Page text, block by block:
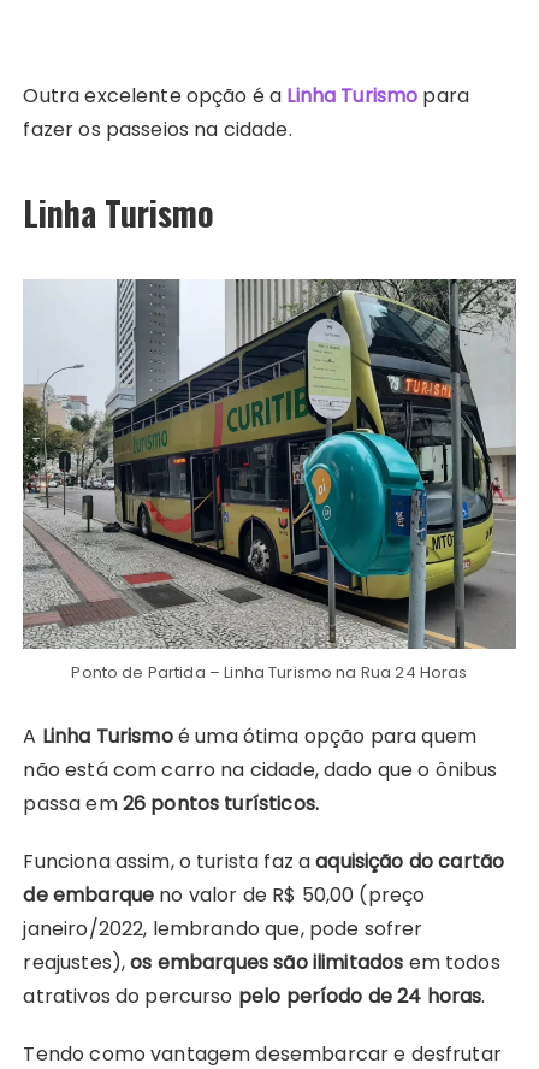
Outra excelente opção é a Linha Turismo para
fazer os passeios na cidade.
Linha Turismo
Ponto de Partida – Linha Turismo na Rua 24 Horas
A Linha Turismoé uma ótima opção para quem
não está com carro na cidade, dado que o ônibus
passa em26 pontos turísticos.
Funciona assim, o turista faz aaquisição do cartão
de embarque no valor de R$ 50,00 (preço
janeiro/2022, lembrando que, pode sofrer
reajustes),os embarques são ilimitados em todos
atrativos do percurso pelo período de 24 horas.
Tendo como vantagem desembarcar e desfrutar